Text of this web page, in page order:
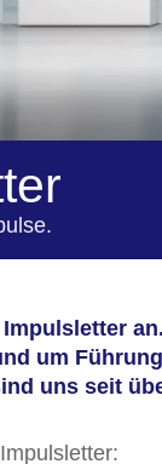
um
uns seit